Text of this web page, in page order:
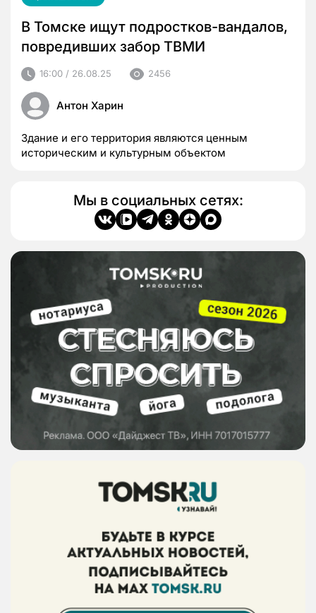
В Томске ищут подростков-вандалов,
повредивших забор ТВМИ
16:00 / 26.08.25 2456
Антон Харин
Здание и его территория являются ценным
историческим и культурным объектом
Мы в социальных сетях: